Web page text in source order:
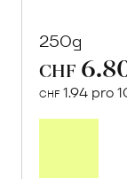
250g
CHF
CHF 1.94 pro